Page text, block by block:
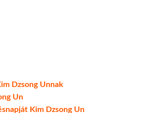
Dzsong Unnak
Un
Kim Dzsong Un